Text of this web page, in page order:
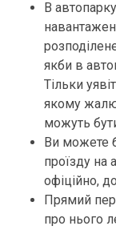
В
якби в
Тільки
якому
можуть
Ви можете
проїзду на
офіційно,
Прямий
про нього